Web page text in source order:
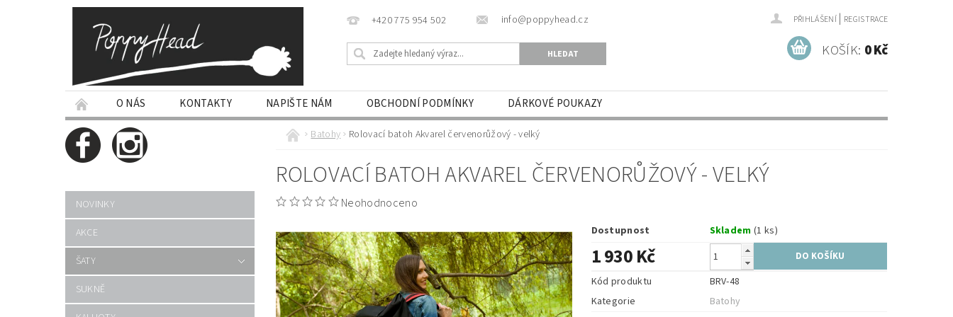
+420 775 954 502 info@poppyhead.cz PŘIHLÁŠENÍ | REGISTRACE
KOŠÍK: 0 Kč
O NÁS KONTAKTY NAPIŠTE NÁM OBCHODNÍ PODMÍNKY DÁRKOVÉ POUKAZY
NOVINKY
AKCE
ŠATY
SUKNĚ
Batohy Rolovací batoh Akvarel červenorůžový - velký
ROLOVACÍ BATOH AKVAREL ČERVENORŮŽOVÝ - VELKÝ
Neohodnoceno
Dostupnost Skladem(1 ks)
1 930 Kč
Kód produktu
BRV-48
Kategorie
Batohy